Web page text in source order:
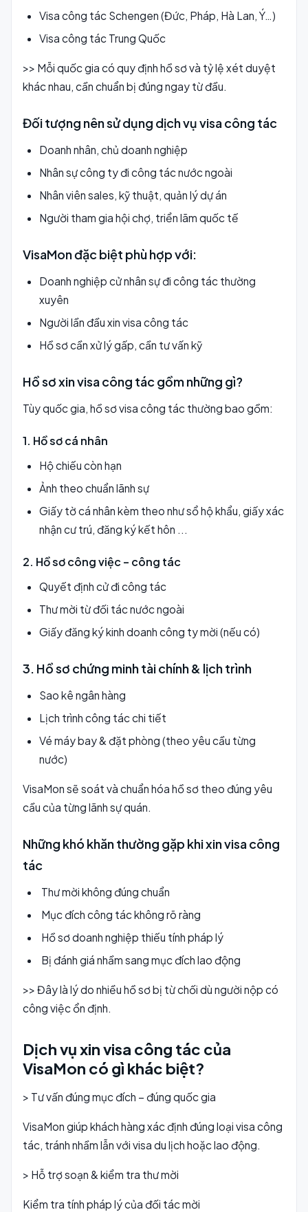
Visa công tác Schengen (Đức, Pháp, Hà Lan, Ý…)
Visa công tác Trung Quốc
>> Mỗi quốc gia có quy định hồ sơ và tỷ lệ xét duyệt
khác nhau, cần chuẩn bị đúng ngay từ đầu.
Đối tượng nên sử dụng dịch vụ visa công tác
Doanh nhân, chủ doanh nghiệp
Nhân sự công ty đi công tác nước ngoài
Nhân viên sales, kỹ thuật, quản lý dự án
Người tham gia hội chợ, triển lãm quốc tế
VisaMon đặc biệt phù hợp với:
Doanh nghiệp cử nhân sự đi công tác thường
xuyên
Người lần đầu xin visa công tác
Hồ sơ cần xử lý gấp, cần tư vấn kỹ
Hồ sơ xin visa công tác gồm những gì?
Tùy quốc gia, hồ sơ visa công tác thường bao gồm:
1. Hồ sơ cá nhân
Hộ chiếu còn hạn
Ảnh theo chuẩn lãnh sự
Giấy tờ cá nhân kèm theo như sổ hộ khẩu, giấy xác
nhận cư trú, đăng ký kết hôn ...
2. Hồ sơ công việc – công tác
Quyết định cử đi công tác
Thư mời từ đối tác nước ngoài
Giấy đăng ký kinh doanh công ty mời (nếu có)
3. Hồ sơ chứng minh tài chính & lịch trình
Sao kê ngân hàng
Lịch trình công tác chi tiết
Vé máy bay & đặt phòng (theo yêu cầu từng
nước)
VisaMon sẽ soát và chuẩn hóa hồ sơ theo đúng yêu
cầu của từng lãnh sự quán.
Những khó khăn thường gặp khi xin visa công
tác
Thư mời không đúng chuẩn
Mục đích công tác không rõ ràng
Hồ sơ doanh nghiệp thiếu tính pháp lý
Bị đánh giá nhầm sang mục đích lao động
>> Đây là lý do nhiều hồ sơ bị từ chối dù người nộp có
công việc ổn định.
Dịch vụ xin visa công tác của
VisaMon có gì khác biệt?
> Tư vấn đúng mục đích – đúng quốc gia
VisaMon giúp khách hàng xác định đúng loại visa công
tác, tránh nhầm lẫn với visa du lịch hoặc lao động.
> Hỗ trợ soạn & kiểm tra thư mời
Kiểm tra tính pháp lý của đối tác mời